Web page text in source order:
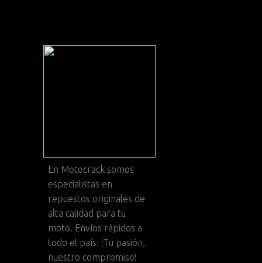
En Motocrack somos
especialistas en
repuestos originales de
alta calidad para tu
moto. Envíos rápidos a
todo el país. ¡Tu pasión,
nuestro compromiso!